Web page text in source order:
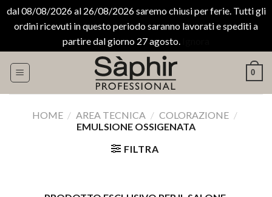
dal 08/08/2026 al 26/08/2026 saremo chiusi per ferie. Tutti gli
ordini ricevuti in questo periodo saranno lavorati e spediti a
partire dal giorno 27 agosto.
0
HOME / AREA TECNICA / COLORAZIONE /
EMULSIONE OSSIGENATA
FILTRA